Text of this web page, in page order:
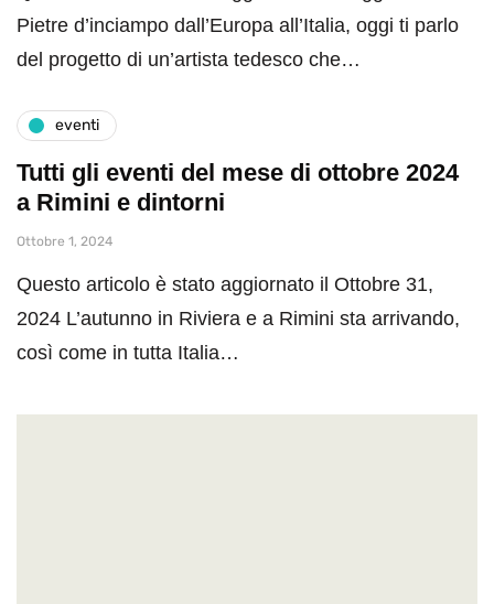
Pietre d’inciampo dall’Europa all’Italia, oggi ti parlo
del progetto di un’artista tedesco che…
eventi
Tutti gli eventi del mese di ottobre 2024
a Rimini e dintorni
Ottobre 1, 2024
Questo articolo è stato aggiornato il Ottobre 31,
2024 L’autunno in Riviera e a Rimini sta arrivando,
così come in tutta Italia…